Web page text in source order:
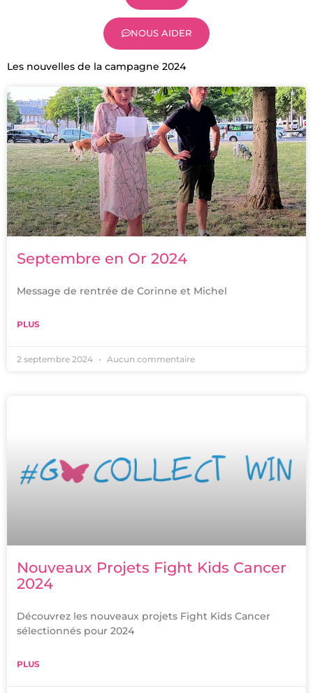
NOUS AIDER
Les nouvelles de la campagne 2024
Septembre en Or 2024
Message de rentrée de Corinne et Michel
PLUS
2 septembre 2024 Aucun commentaire
Nouveaux Projets Fight Kids Cancer
2024
Découvrez les nouveaux projets Fight Kids Cancer
sélectionnés pour 2024
PLUS
P
a
g
e
P
a
g
e